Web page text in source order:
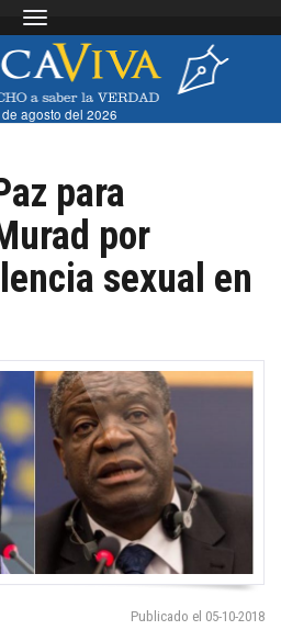
Toggle navigation
agosto del 2026
para
por
sexual en
Publicado el 05-10-2018